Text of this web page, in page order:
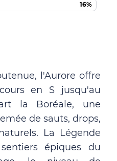
16%
l'Aurore offre
en S jusqu'au
la Boréale, une
de sauts, drops,
La Légende
épiques du